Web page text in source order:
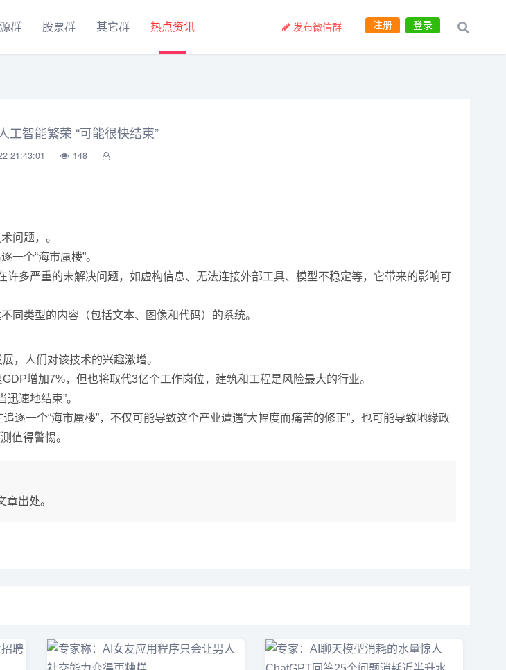
群 股票群 其它群 热点资讯 登录
注册
发布微信群
工智能繁荣 “可能很快结束”
21:43:01 148
问题，。
个“海市蜃楼”。
多严重的未解决问题，如虚构信息、无法连接外部工具、模型不稳定等，它带来的影响可
同类型的内容（包括文本、图像和代码）的系统。
，人们对该技术的兴趣激增。
增加7%，但也将取代3亿个工作岗位，建筑和工程是风险最大的行业。
速地结束”。
一个“海市蜃楼”，不仅可能导致这个产业遭遇“大幅度而痛苦的修正”，也可能导致地缘政
值得警惕。
出处。